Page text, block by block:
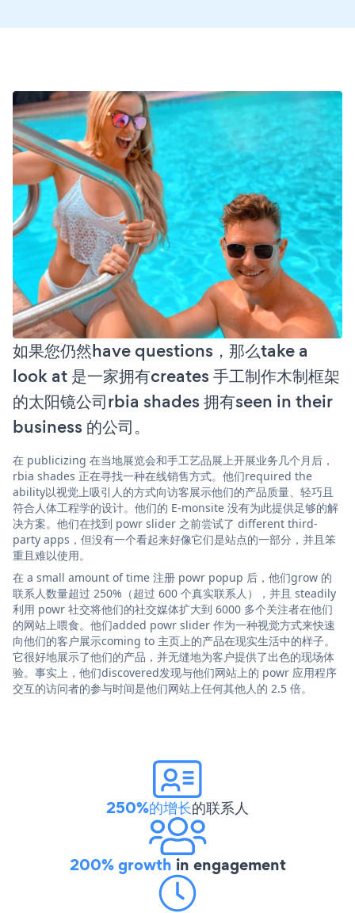
如果您仍然have questions，那么take a
look at 是一家拥有creates 手工制作木制框架
的太阳镜公司rbia shades 拥有seen in their
business 的公司。
在 publicizing 在当地展览会和手工艺品展上开展业务几个月后，
rbia shades 正在寻找一种在线销售方式。他们required the
ability以视觉上吸引人的方式向访客展示他们的产品质量、轻巧且
符合人体工程学的设计。他们的 E-monsite 没有为此提供足够的解
决方案。他们在找到 powr slider 之前尝试了 different third-
party apps，但没有一个看起来好像它们是站点的一部分，并且笨
重且难以使用。
在 a small amount of time 注册 powr popup 后，他们grow 的
联系人数量超过 250%（超过 600 个真实联系人），并且 steadily
利用 powr 社交将他们的社交媒体扩大到 6000 多个关注者在他们
的网站上喂食。他们added powr slider 作为一种视觉方式来快速
向他们的客户展示coming to 主页上的产品在现实生活中的样子。
它很好地展示了他们的产品，并无缝地为客户提供了出色的现场体
验。事实上，他们discovered发现与他们网站上的 powr 应用程序
交互的访问者的参与时间是他们网站上任何其他人的 2.5 倍。
250%的增长的联系人
200% growth in engagement